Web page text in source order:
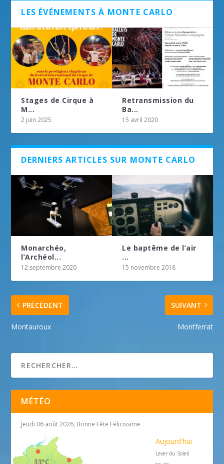
LES ÉVÉNEMENTS À MONTE CARLO
Stages de Cirque à
M...
2 juin 2025
Retransmission du
Ba...
15 avril 2020
DERNIERS ARTICLES SUR MONTE CARLO
Monarchéo,
l’Archéol...
12 septembre 2020
Le baptême de l’air
...
15 novembre 2018
PRÉCÉDENT
Montauroux
SUIVANT
Montferrat
MÉTÉO
Jeudi 06 août 2026, Bonne Fête Félicissime
33°C
Aujourd'hui
Lever du Soleil